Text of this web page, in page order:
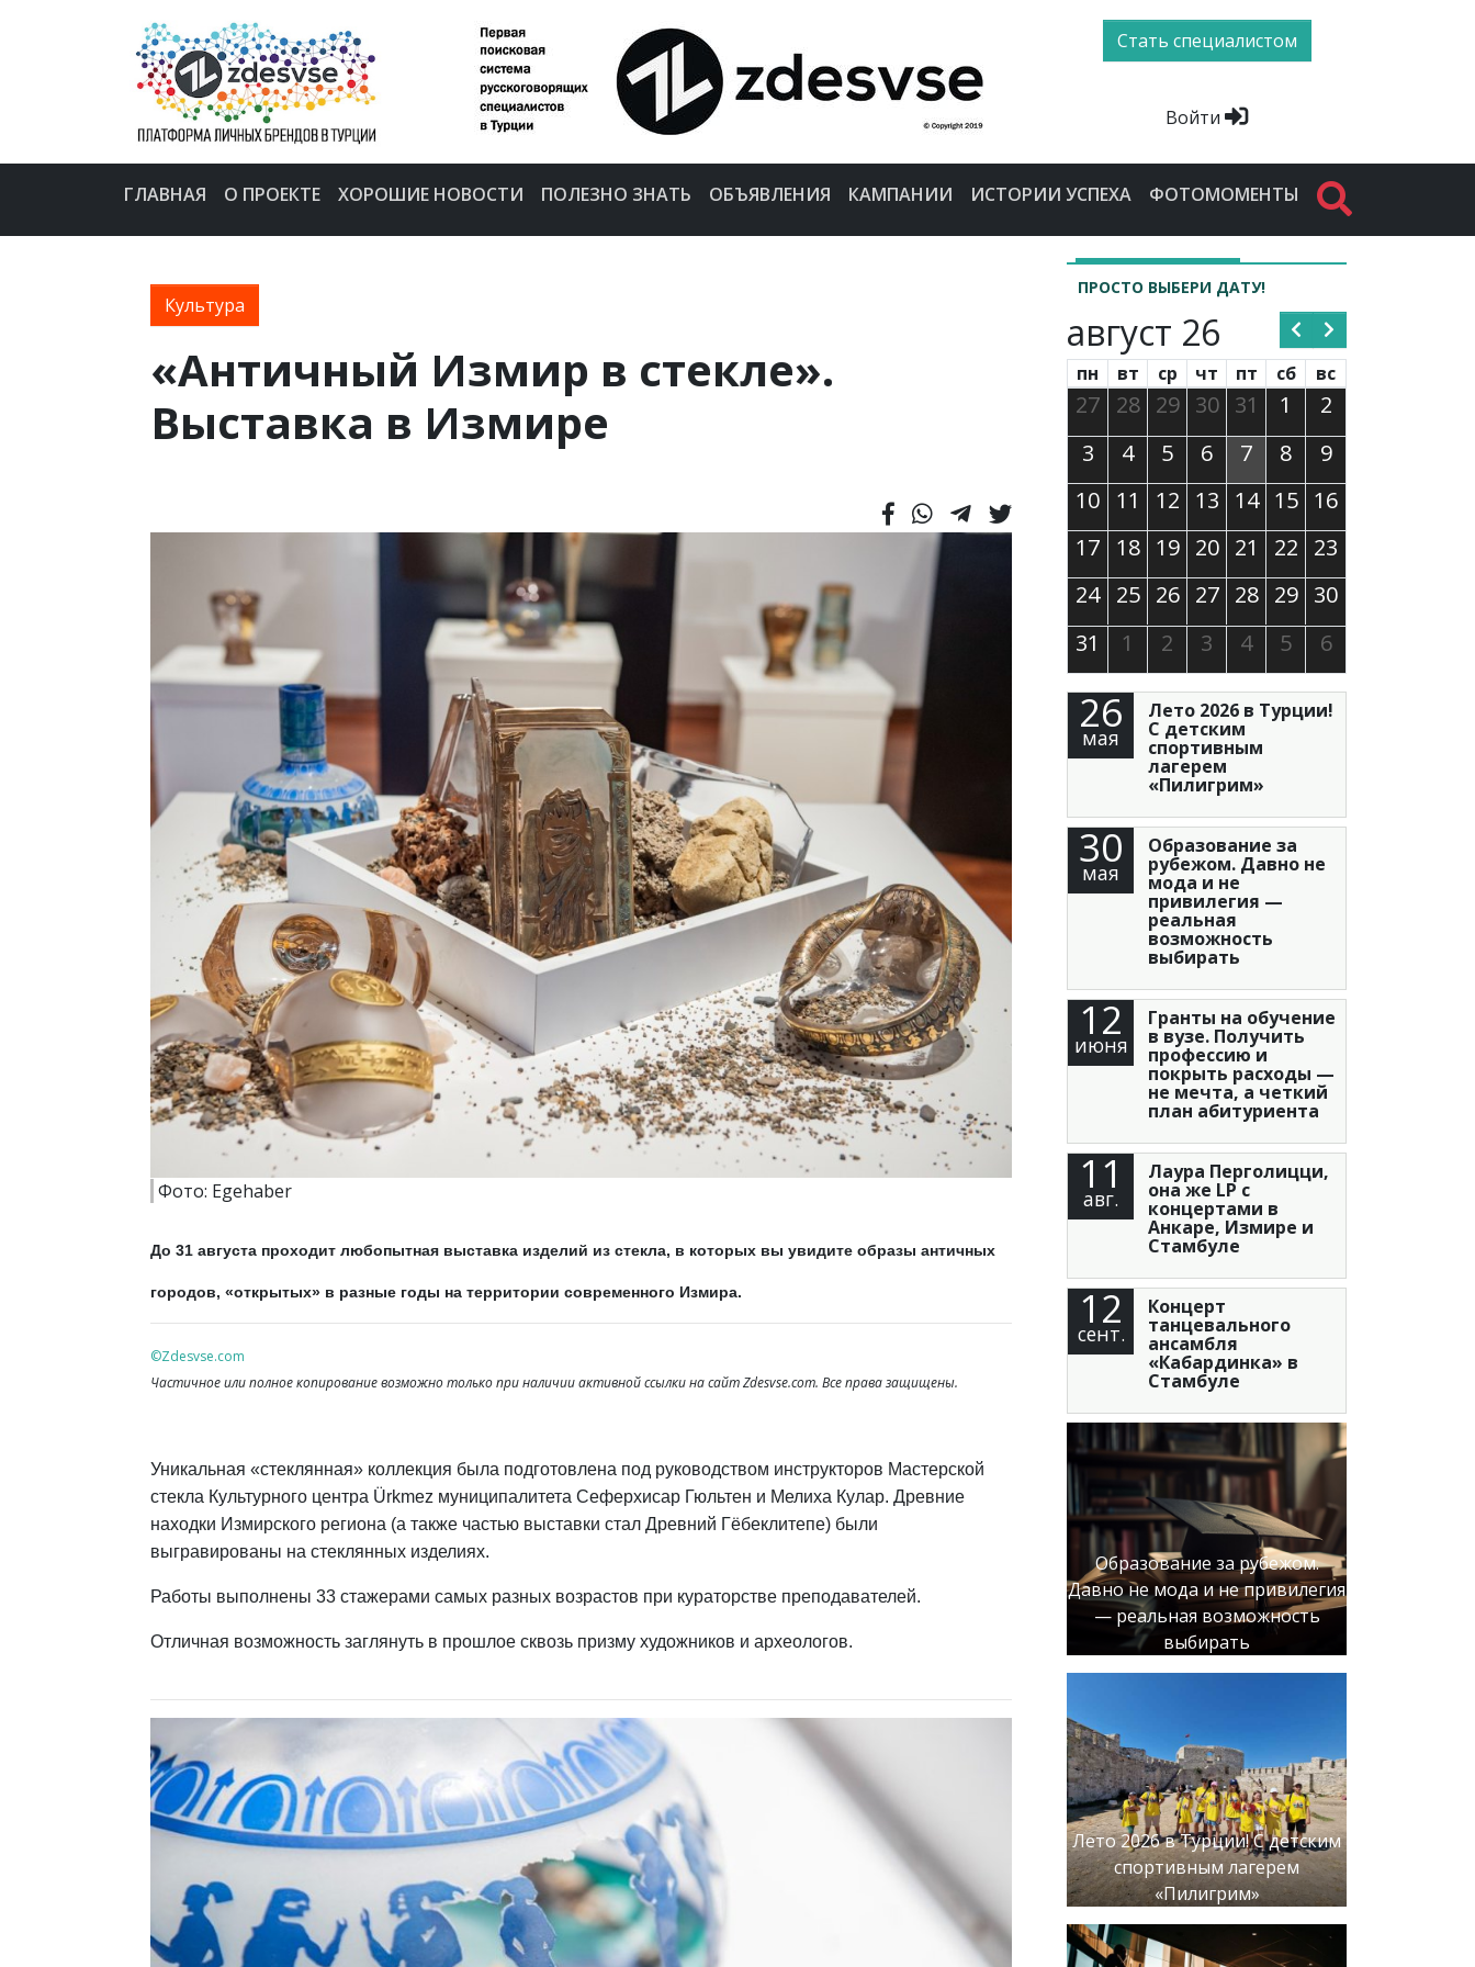
Стать специалистом
Войти
ГЛАВНАЯ О ПРОЕКТЕ ХОРОШИЕ НОВОСТИ ПОЛЕЗНО ЗНАТЬ ОБЪЯВЛЕНИЯ КАМПАНИИ ИСТОРИИ УСПЕХА ФОТОМОМЕНТЫ
Культура
«Античный Измир в стекле».
Выставка в Измире
Фото: Egehaber
До 31 августа проходит любопытная выставка изделий из стекла, в которых вы увидите образы античных
городов, «открытых» в разные годы на территории современного Измира.
©Zdesvse.com
Частичное или полное копирование возможно только при наличии активной ссылки на сайт Zdesvse.com. Все права защищены.
Уникальная «стеклянная» коллекция была подготовлена под руководством инструкторов Мастерской
стекла Культурного центра Ürkmez муниципалитета Сеферхисар Гюльтен и Мелиха Кулар. Древние
находки Измирского региона (а также частью выставки стал Древний Гёбеклитепе) были
выгравированы на стеклянных изделиях.
Работы выполнены 33 стажерами самых разных возрастов при кураторстве преподавателей.
Отличная возможность заглянуть в прошлое сквозь призму художников и археологов.
ПРОСТО ВЫБЕРИ ДАТУ!
август 26
пн вт ср чт пт сб вс
27 28 29 30 31 1
2
3
4 5 6 7 8
9
10 11 12 13 14 15 16
17 18 19 20 21 22 23
24 25 26 27 28 29 30
31
1 2 3 4 5 6
26
мая
Лето 2026 в Турции!
С детским
спортивным
лагерем
«Пилигрим»
30
мая
Образование за
рубежом. Давно не
мода и не
привилегия —
реальная
возможность
выбирать
12
июня
Гранты на обучение
в вузе. Получить
профессию и
покрыть расходы —
не мечта, а четкий
план абитуриента
11
авг.
Лаура Перголицци,
она же LP с
концертами в
Анкаре, Измире и
Стамбуле
12
сент.
Концерт
танцевального
ансамбля
«Кабардинка» в
Стамбуле
Образование за рубежом.
Давно не мода и не привилегия
— реальная возможность
выбирать
Лето 2026 в Турции! С детским
спортивным лагерем
«Пилигрим»